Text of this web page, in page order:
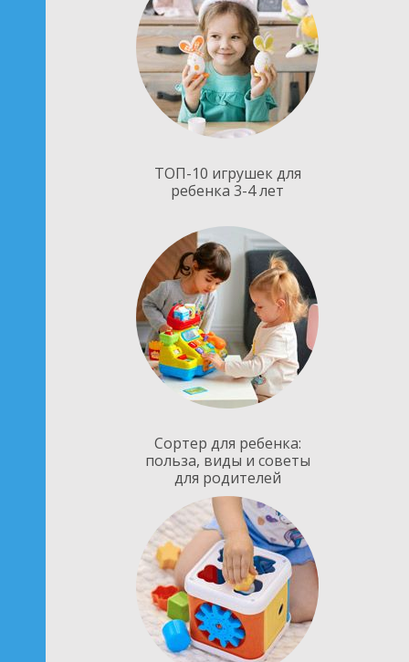
ТОП-10 игрушек для
ребенка 3-4 лет
Сортер для ребенка:
польза, виды и советы
для родителей